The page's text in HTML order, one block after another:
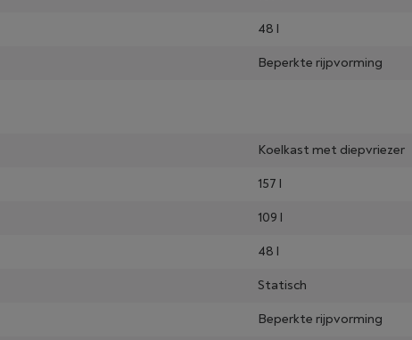
48 l
Beperkte rijpvorming
Koelkast met diepvriezer
157 l
109 l
48 l
Statisch
Beperkte rijpvorming